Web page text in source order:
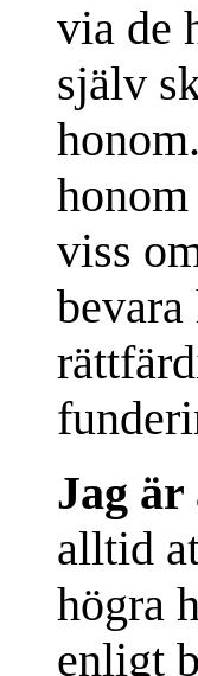
via de
själv
viss
Jag
alltid
högra
enligt